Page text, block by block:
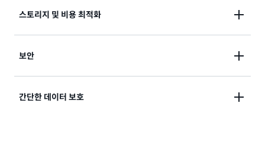
Express 볼륨의 99.999% 내구성을 통해 장애로부터 보
호할 수 있습니다.
스토리지 및 비용 최적화
요금이 경제적인 볼륨부터 가장 빠른 IOPS 및 처리량을
제공하는 고성능 볼륨 중에서 선택할 수 있습니다.
보안
블록 스토리지 리소스를 암호화할 수 있습니다. 퍼블릭
간단한 데이터 보호